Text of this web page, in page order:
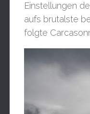
Einstellungen
aufs brutalste
folgte